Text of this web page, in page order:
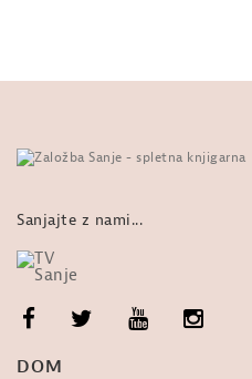
Sanjajte z nami...
DOM